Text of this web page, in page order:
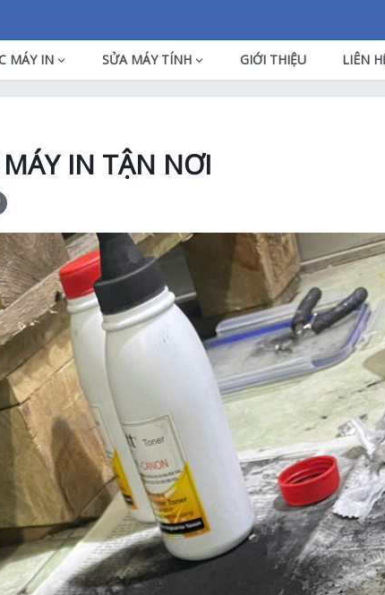
MÁY IN SỬA MÁY TÍNH GIỚI THIỆU LIÊN
IN TẬN NƠI